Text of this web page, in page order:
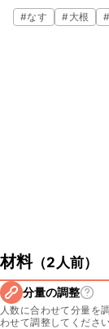
ますので、おもて
#なす #大根 #
材料（2人前）
分量の調整
人数に合わせて分量を
わせて調整してください